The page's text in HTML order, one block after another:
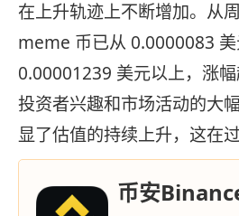
在上升轨迹上不断增加。从
meme 币已从 0.0000083
0.00001239 美元以上，涨
投资者兴趣和市场活动的大
显了估值的持续上升，这在
币安